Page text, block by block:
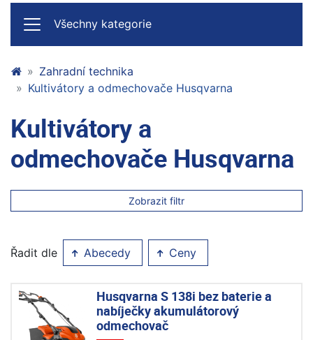
Všechny kategorie
Zahradní technika
Kultivátory a odmechovače Husqvarna
Kultivátory a
odmechovače Husqvarna
Zobrazit filtr
Řadit dle Abecedy Ceny
Husqvarna S 138i bez baterie a
nabíječky akumulátorový
odmechovač